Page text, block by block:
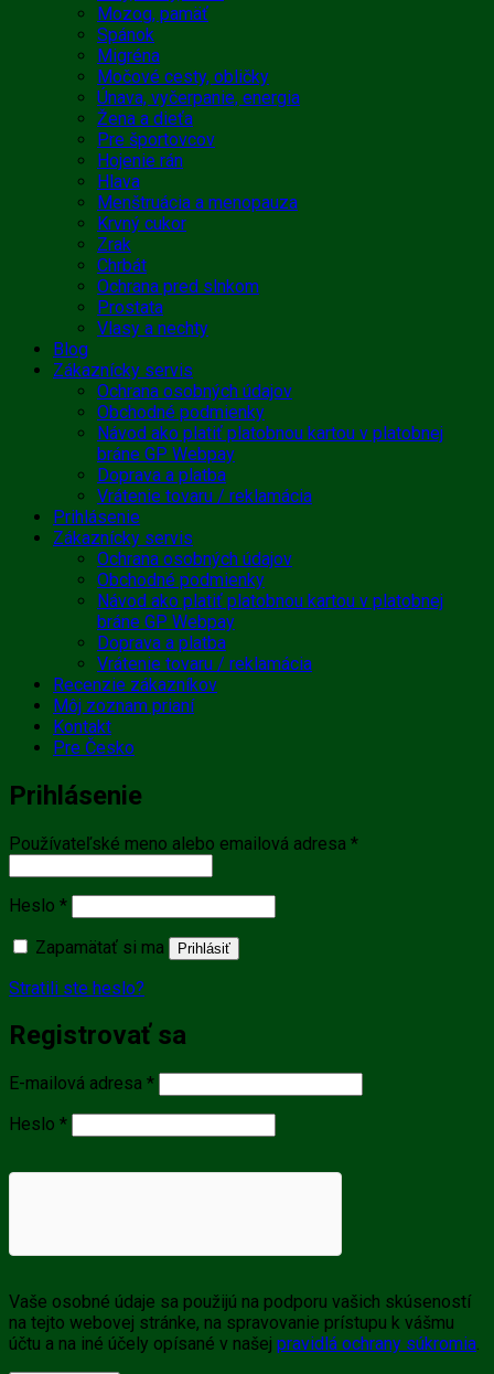
Mozog, pamäť
Spánok
Migréna
Močové cesty, obličky
Únava, vyčerpanie, energia
Žena a dieťa
Pre športovcov
Hojenie rán
Hlava
Menštruácia a menopauza
Krvný cukor
Zrak
Chrbát
Ochrana pred slnkom
Prostata
Vlasy a nechty
Blog
Zákaznícky servis
Ochrana osobných údajov
Obchodné podmienky
Návod ako platiť platobnou kartou v platobnej
bráne GP Webpay
Doprava a platba
Vrátenie tovaru / reklamácia
Prihlásenie
Zákaznícky servis
Ochrana osobných údajov
Obchodné podmienky
Návod ako platiť platobnou kartou v platobnej
bráne GP Webpay
Doprava a platba
Vrátenie tovaru / reklamácia
Recenzie zákazníkov
Môj zoznam prianí
Kontakt
Pre Česko
Prihlásenie
Používateľské meno alebo emailová adresa *Povinné
Heslo *Povinné
Zapamätať si ma Prihlásiť
Stratili ste heslo?
Registrovať sa
E-mailová adresa *Povinné
Heslo *Povinné
Vaše osobné údaje sa použijú na podporu vašich skúseností
na tejto webovej stránke, na spravovanie prístupu k vášmu
účtu a na iné účely opísané v našej pravidlá ochrany súkromia.